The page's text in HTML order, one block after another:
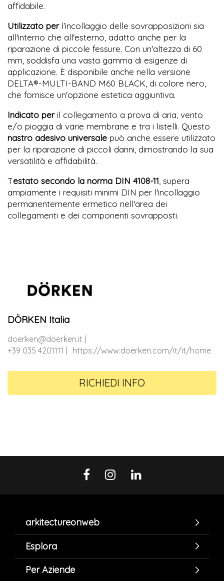
affidabile.
Utilizzato perl’incollaggio delle sovrapposizioni sia
all'interno che all'esterno, adatto anche per la
riparazione di piccole fessure. Con un'altezza di 60
mm, soddisfa una vasta gamma di esigenze di
applicazione. È disponibile anche nella versione
DELTA®-MULTI-BAND M60 BLACK, di colore nero,
che fornisce un'opzione estetica aggiuntiva.
Indicato peril collegamento a prova di aria, vento
e/o pioggia di varie membrane e tra i listelli. Questo
nastro adesivo universale può anche essere utilizzato
per la riparazione di piccoli danni, dimostrando la sua
versatilità e affidabilità.
Testato secondo la norma DIN 4108-11 , supera
ampiamente i requisiti minimi DIN per l'incollaggio
permanentemente ermetico nell'area dei
collegamenti e dei componenti sovrapposti.
DÖRKEN Italia
doerken@doerken.it
+39 035 4201111
https://www.doerken.com/it/it/home
RICHIEDI INFO
arkitectureonweb
Esplora
Per Aziende